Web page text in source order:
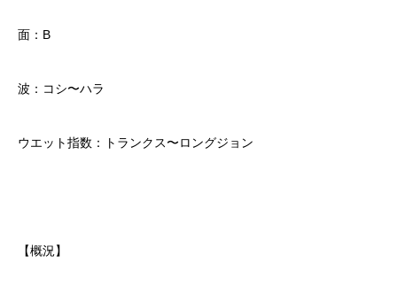
面：B
波：コシ〜ハラ
ウエット指数：トランクス〜ロングジョン
【概況】